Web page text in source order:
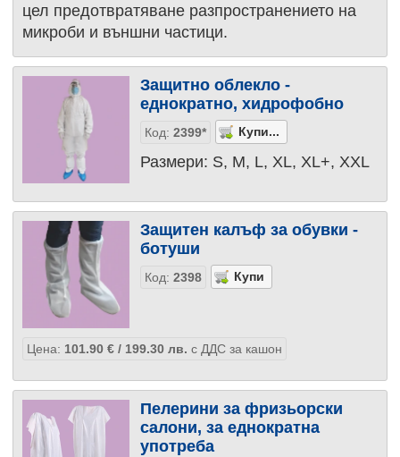
цел предотвратяване разпространението на
микроби и външни частици.
Защитно облекло -
еднократно, хидрофобно
Код: 2399*
Размери: S, M, L, XL, XL+, XXL
Защитен калъф за обувки -
ботуши
Код: 2398
Цена: 101.90 €/ 199.30 лв. с ДДС за кашон
Пелерини за фризьорски
салони, за еднократна
употреба